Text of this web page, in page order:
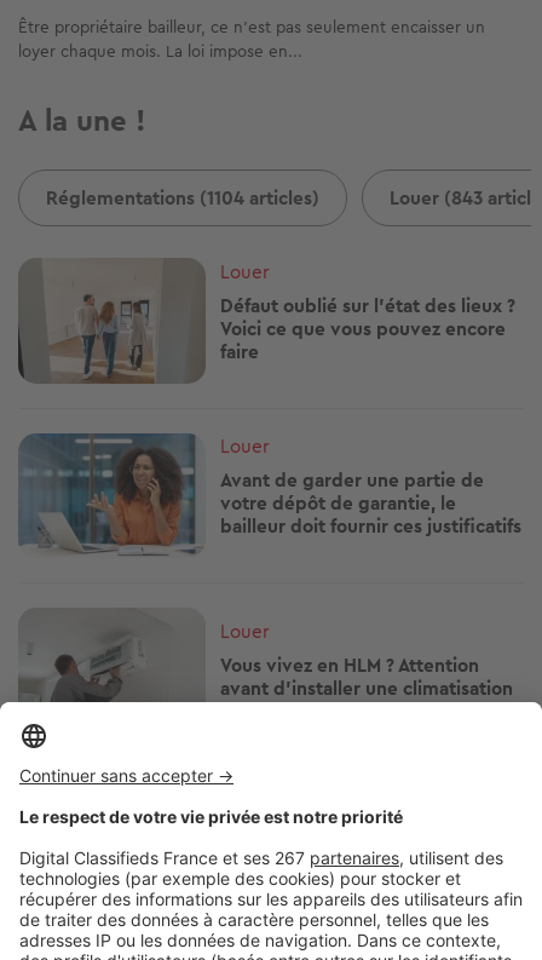
Être propriétaire bailleur, ce n’est pas seulement encaisser un
loyer chaque mois. La loi impose en...
A la une !
Réglementations (1104 articles) Louer (843
Image
Louer
Défaut oublié sur l'état des lieux ?
Voici ce que vous pouvez encore
faire
Image
Louer
Avant de garder une partie de
votre dépôt de garantie, le
bailleur doit fournir ces justificatifs
Louer
Vous vivez en HLM ? Attention
avant d'installer une climatisation
Image
Cette aide peut faire baisser votre
loyer HLM : qui peut vraiment en
profiter ?